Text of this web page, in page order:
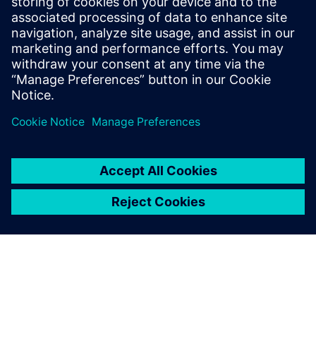
juste du premier coup et favoriser l'amélioration continue
pour atteindre leurs objectifs de production et saisir de
nouvelles opportunités de marché. Découvrez tous les
détails dans notre e-book.
Partager